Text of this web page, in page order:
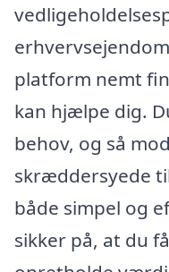
platform nemt
kan hjælpe dig.
behov, og så
skræddersyede
både simpel og
sikker på, at du